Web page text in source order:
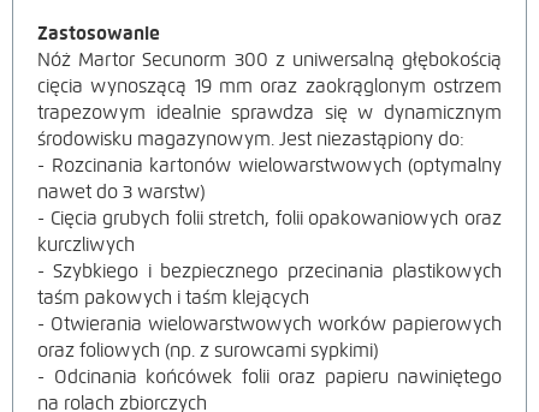
Zastosowanie
Nóż Martor Secunorm 300 z uniwersalną głębokością
cięcia wynoszącą 19 mm oraz zaokrąglonym ostrzem
trapezowym idealnie sprawdza się w dynamicznym
środowisku magazynowym. Jest niezastąpiony do:
- Rozcinania kartonów wielowarstwowych (optymalny
nawet do 3 warstw)
- Cięcia grubych folii stretch, folii opakowaniowych oraz
kurczliwych
- Szybkiego i bezpiecznego przecinania plastikowych
taśm pakowych i taśm klejących
- Otwierania wielowarstwowych worków papierowych
oraz foliowych (np. z surowcami sypkimi)
- Odcinania końcówek folii oraz papieru nawiniętego
na rolach zbiorczych